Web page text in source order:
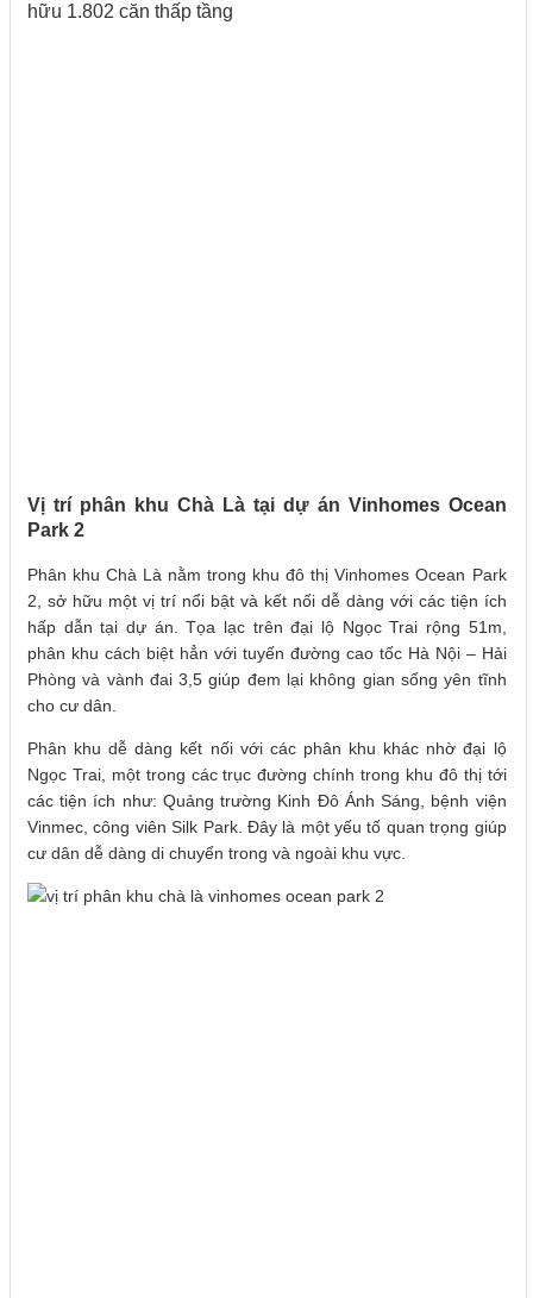
hữu 1.802 căn thấp tầng
Vị trí phân khu Chà Là tại dự án Vinhomes Ocean
Park 2
Phân khu Chà Là nằm trong khu đô thị Vinhomes Ocean Park
2, sở hữu một vị trí nổi bật và kết nối dễ dàng với các tiện ích
hấp dẫn tại dự án. Tọa lạc trên đại lộ Ngọc Trai rộng 51m,
phân khu cách biệt hẳn với tuyến đường cao tốc Hà Nội – Hải
Phòng và vành đai 3,5 giúp đem lại không gian sống yên tĩnh
cho cư dân.
Phân khu dễ dàng kết nối với các phân khu khác nhờ đại lộ
Ngọc Trai, một trong các trục đường chính trong khu đô thị tới
các tiện ích như: Quảng trường Kinh Đô Ánh Sáng, bệnh viện
Vinmec, công viên Silk Park. Đây là một yếu tố quan trọng giúp
cư dân dễ dàng di chuyển trong và ngoài khu vực.